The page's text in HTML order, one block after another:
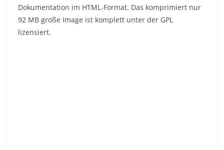
Dokumentation im HTML-Format. Das komprimiert nur
92 MB große Image ist komplett unter der GPL
lizensiert.